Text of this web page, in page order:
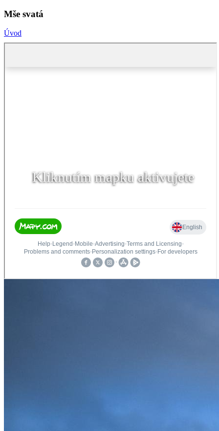
Mše svatá
Úvod
Kliknutím mapku aktivujete